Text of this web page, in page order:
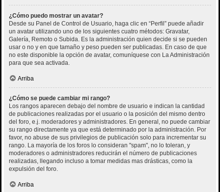
¿Cómo puedo mostrar un avatar?
Desde su Panel de Control de Usuario, haga clic en “Perfil” puede añadir
un avatar utilizando uno de los siguientes cuatro métodos: Gravatar,
Galería, Remoto o Subida. Es la administración quien decide si se pueden
usar o no y en que tamaño y peso pueden ser publicadas. En caso de que
no este disponible la opción de avatar, comuníquese con La Administración
para que sea activada.
Arriba
¿Cómo se puede cambiar mi rango?
Los rangos aparecen debajo del nombre de usuario e indican la cantidad
de publicaciones realizadas por el usuario o la posición del mismo dentro
del foro, e.j. moderadores y administradores. En general, no puede cambiar
su rango directamente ya que está determinado por la administración. Por
favor, no abuse de sus privilegios de publicación solo para incrementar su
rango. La mayoría de los foros lo consideran "spam", no lo toleran, y
moderadores o administradores reducirán el número de publicaciones
realizadas, llegando incluso a tomar medidas mas drásticas, como la
expulsión del foro.
Arriba